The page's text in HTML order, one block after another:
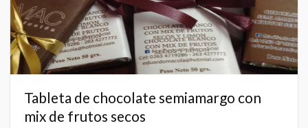
Tableta de chocolate semiamargo con
mix de frutos secos